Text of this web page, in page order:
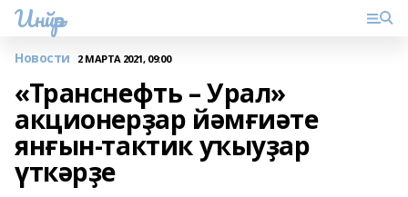
Инйәр
Новости 2 МАРТА 2021, 09:00
«Транснефть – Урал»
акционерҙар йәмғиәте
янғын-тактик уҡыуҙар
үткәрҙе